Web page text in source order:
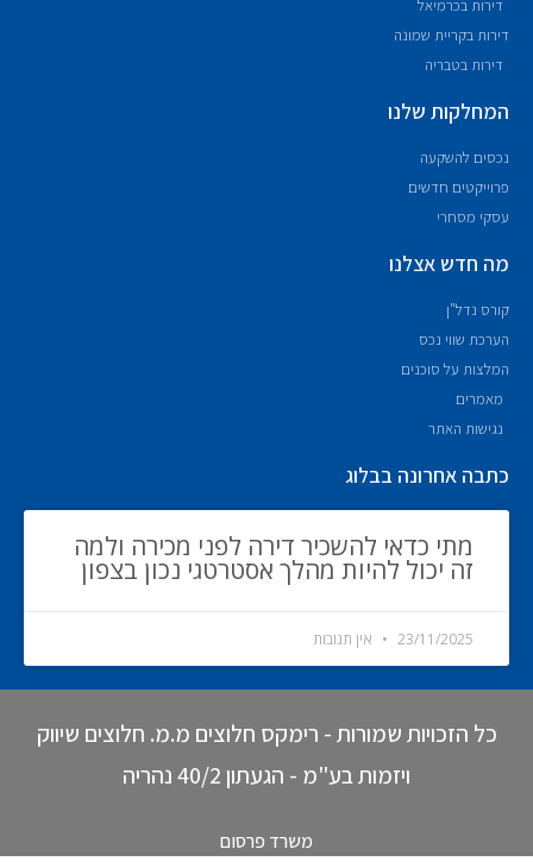
דירות בכרמיאל
דירות בקריית שמונה
דירות בטבריה
המחלקות שלנו
נכסים להשקעה
פרוייקטים חדשים
עסקי מסחרי
מה חדש אצלנו
קורס נדל"ן
הערכת שווי נכס
המלצות על סוכנים
מאמרים
נגישות האתר
כתבה אחרונה בבלוג
מתי כדאי להשכיר דירה לפני מכירה ולמה
זה יכול להיות מהלך אסטרטגי נכון בצפון
23/11/2025 אין תגובות
כל הזכויות שמורות - רימקס חלוצים מ.מ. חלוצים שיווק
ויזמות בע"מ - הגעתון 40/2 נהריה
משרד פרסום